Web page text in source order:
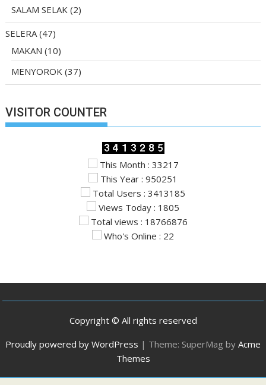
SALAM SELAK (2)
SELERA (47)
MAKAN (10)
MENYOROK (37)
VISITOR COUNTER
This Month : 33217
This Year : 950251
Total Users : 3413185
Views Today : 1805
Total views : 18766876
Who's Online : 22
Copyright © All rights reserved
Proudly powered by WordPress | Theme: SuperMag by Acme
Themes